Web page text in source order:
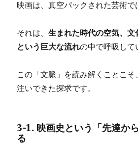
映画は、真空パックされた芸術で
それは、生まれた時代の空気、文
という巨大な流れの中で呼吸して
この「文脈」を読み解くことこ
注いできた探求です。
3-1. 映画史という「先達か
る